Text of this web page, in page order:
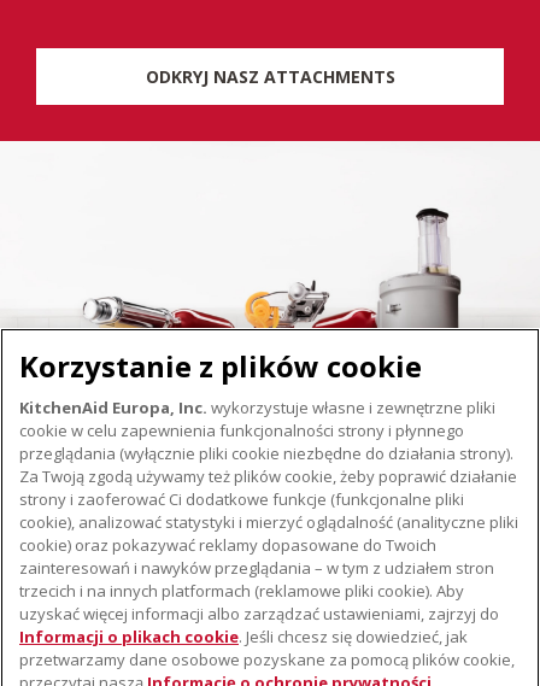
ODKRYJ NASZ ATTACHMENTS
O KITCHENAID
Istota marki
Historia marki
Komunikaty prasowe
WSPARCIE
Gdzie kupić
Korzystanie z plików cookie
KitchenAid Europa, Inc. wykorzystuje własne i zewnętrzne pliki
cookie w celu zapewnienia funkcjonalności strony i płynnego
przeglądania (wyłącznie pliki cookie niezbędne do działania strony).
Za Twoją zgodą używamy też plików cookie, żeby poprawić działanie
strony i zaoferować Ci dodatkowe funkcje (funkcjonalne pliki
cookie), analizować statystyki i mierzyć oglądalność (analityczne pliki
cookie) oraz pokazywać reklamy dopasowane do Twoich
zainteresowań i nawyków przeglądania – w tym z udziałem stron
trzecich i na innych platformach (reklamowe pliki cookie). Aby
uzyskać więcej informacji albo zarządzać ustawieniami, zajrzyj do
Informacji o plikach cookie. Jeśli chcesz się dowiedzieć, jak
przetwarzamy dane osobowe pozyskane za pomocą plików cookie,